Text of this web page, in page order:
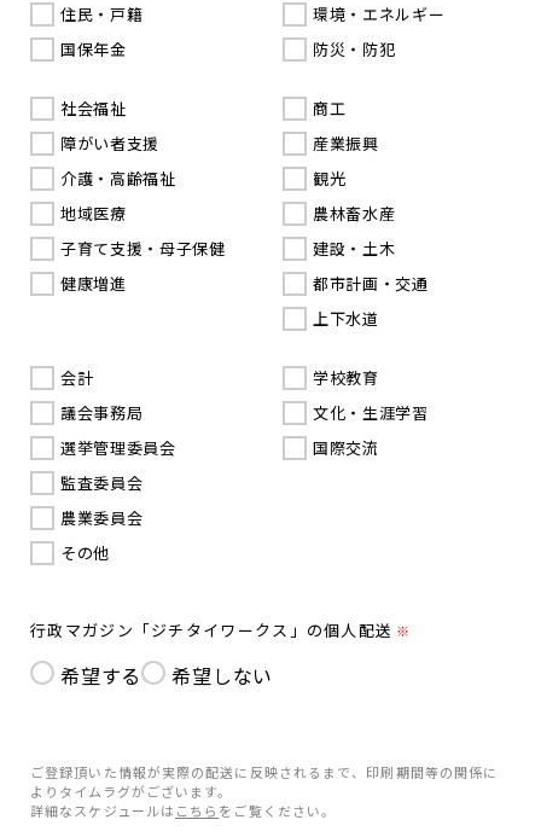
住民・戸籍
国保年金
環境・エネルギー
防災・防犯
社会福祉
障がい者支援
介護・高齢福祉
地域医療
子育て支援・母子保健
健康増進
商工
産業振興
観光
農林畜水産
建設・土木
都市計画・交通
上下水道
会計
議会事務局
選挙管理委員会
監査委員会
農業委員会
その他
学校教育
文化・生涯学習
国際交流
行政マガジン「ジチタイワークス」の個人配送 ※
希望する 希望しない
ご登録頂いた情報が実際の配送に反映されるまで、印刷期間等の関係に
よりタイムラグがございます。
詳細なスケジュールは こちら をご覧ください。